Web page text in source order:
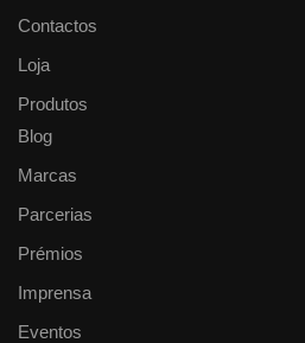
Contactos
Loja
Produtos
Blog
Marcas
Parcerias
Prémios
Imprensa
Eventos